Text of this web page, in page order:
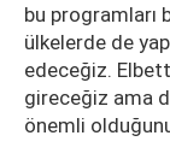
bu programları
ülkelerde de
edeceğiz.
gireceğiz ama
önemli